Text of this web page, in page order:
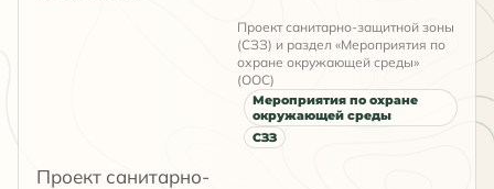
Проект санитарно-защитной зоны
(СЗЗ) и раздел «Мероприятия по
охране окружающей среды»
(ООС)
Мероприятия по охране
окружающей среды
СЗЗ
Проект санитарно-